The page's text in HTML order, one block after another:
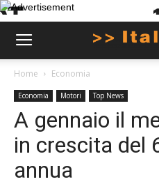
Home Economia
Economia Motori Top News
A gennaio il
in crescita del
annua